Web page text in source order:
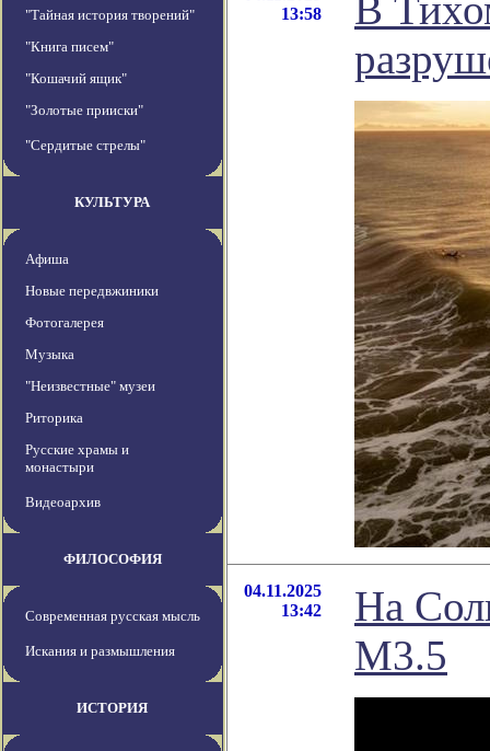
"Тайная история творений"
"Книга писем"
"Кошачий ящик"
"Золотые прииски"
"Сердитые стрелы"
КУЛЬТУРА
Афиша
Новые передвжиники
Фотогалерея
Музыка
"Неизвестные" музеи
Риторика
Русские храмы и
монастыри
Видеоархив
ФИЛОСОФИЯ
Современная русская мысль
Искания и размышления
ИСТОРИЯ
13:58
В
04.11.2025
13:42
На
M3.5